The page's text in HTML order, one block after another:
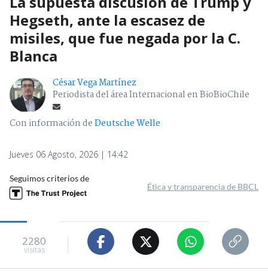
Hegseth, ante la escasez de
misiles, que fue negada por la C.
Blanca
César Vega Martínez
Periodista del área Internacional en BioBioChile
Con información deDeutsche Welle
Jueves 06 Agosto, 2026 | 14:42
Seguimos criterios de
Ética y transparencia de BBCL
2280
visitas